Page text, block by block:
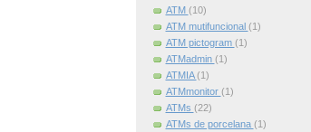
ATM (10)
ATM mutifuncional (1)
ATM pictogram (1)
ATMadmin (1)
ATMIA(1)
ATMmonitor (1)
ATMs (22)
ATMs de porcelana (1)